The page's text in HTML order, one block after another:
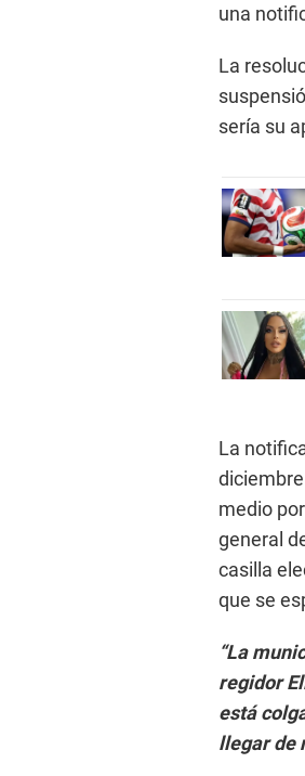
una
La
sería su
La
medio
general
casilla
que se
“La
regidor
está
llegar de